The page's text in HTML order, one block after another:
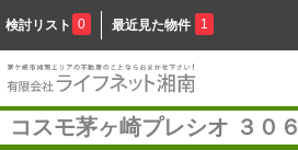
検討リスト 0 最近見た物件 1
コスモ茅ヶ崎プレシオ ３０６